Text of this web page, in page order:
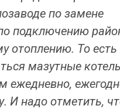
по замене
подключению
отоплению. То есть
мазутные
ежедневно,
И надо отметить,